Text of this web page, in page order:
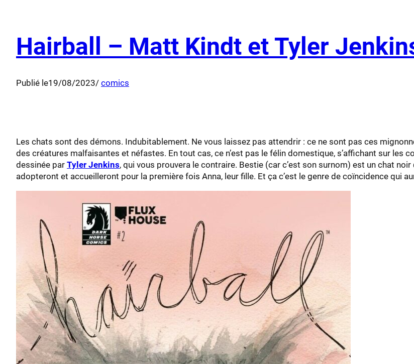
Hairball – Matt Kindt et Tyler
Publié le19/08/2023/ comics
Les chats sont des démons. Indubitablement. Ne vous laissez pas attendrir : ce ne sont pas ces
des créatures malfaisantes et néfastes. En tout cas, ce n’est pas le félin domestique, s’affichant sur les
dessinée par Tyler Jenkins, qui vous prouvera le contraire. Bestie (car c’est son surnom) est un chat
adopteront et accueilleront pour la première fois Anna, leur fille. Et ça c’est le genre de coïncidence qui